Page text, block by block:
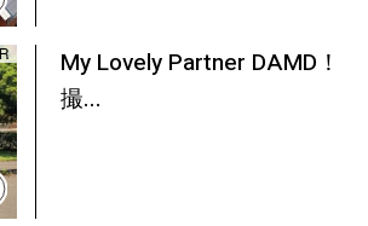
My Lovely Partner DAMD！
撮...